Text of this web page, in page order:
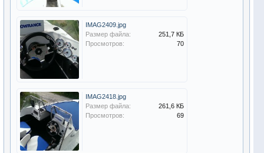
IMAG2409.jpg
Размер файла:
251,7 КБ
Просмотров:
70
IMAG2418.jpg
Размер файла:
261,6 КБ
Просмотров:
69